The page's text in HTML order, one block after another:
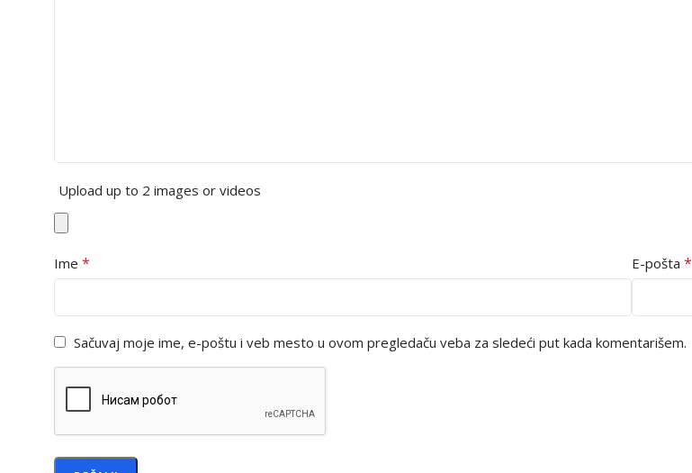
Upload up to 2 images or videos
Ime * E-pošta *
Sačuvaj moje ime, e-poštu i veb mesto u ovom pregledaču veba za sledeći put kada komentarišem.